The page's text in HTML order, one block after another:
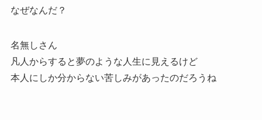
なぜなんだ？
名無しさん
凡人からすると夢のような人生に見えるけど
本人にしか分からない苦しみがあったのだろうね